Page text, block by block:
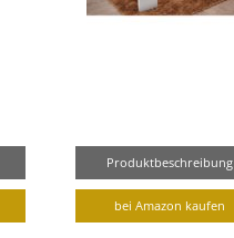
Produktbeschreibung
bei Amazon kaufen